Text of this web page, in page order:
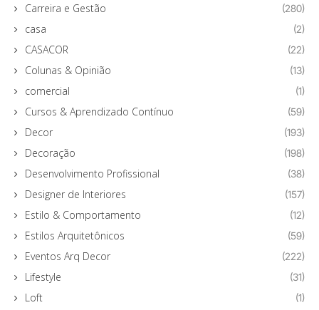
Carreira e Gestão (280)
casa (2)
CASACOR (22)
Colunas & Opinião (13)
comercial (1)
Cursos & Aprendizado Contínuo (59)
Decor (193)
Decoração (198)
Desenvolvimento Profissional (38)
Designer de Interiores (157)
Estilo & Comportamento (12)
Estilos Arquitetônicos (59)
Eventos Arq Decor (222)
Lifestyle (31)
Loft (1)